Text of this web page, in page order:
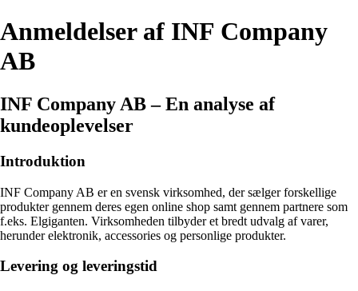
Anmeldelser af INF Company
AB
INF Company AB – En analyse af
kundeoplevelser
Introduktion
INF Company AB er en svensk virksomhed, der sælger forskellige
produkter gennem deres egen online shop samt gennem partnere som
f.eks. Elgiganten. Virksomheden tilbyder et bredt udvalg af varer,
herunder elektronik, accessories og personlige produkter.
Levering og leveringstid